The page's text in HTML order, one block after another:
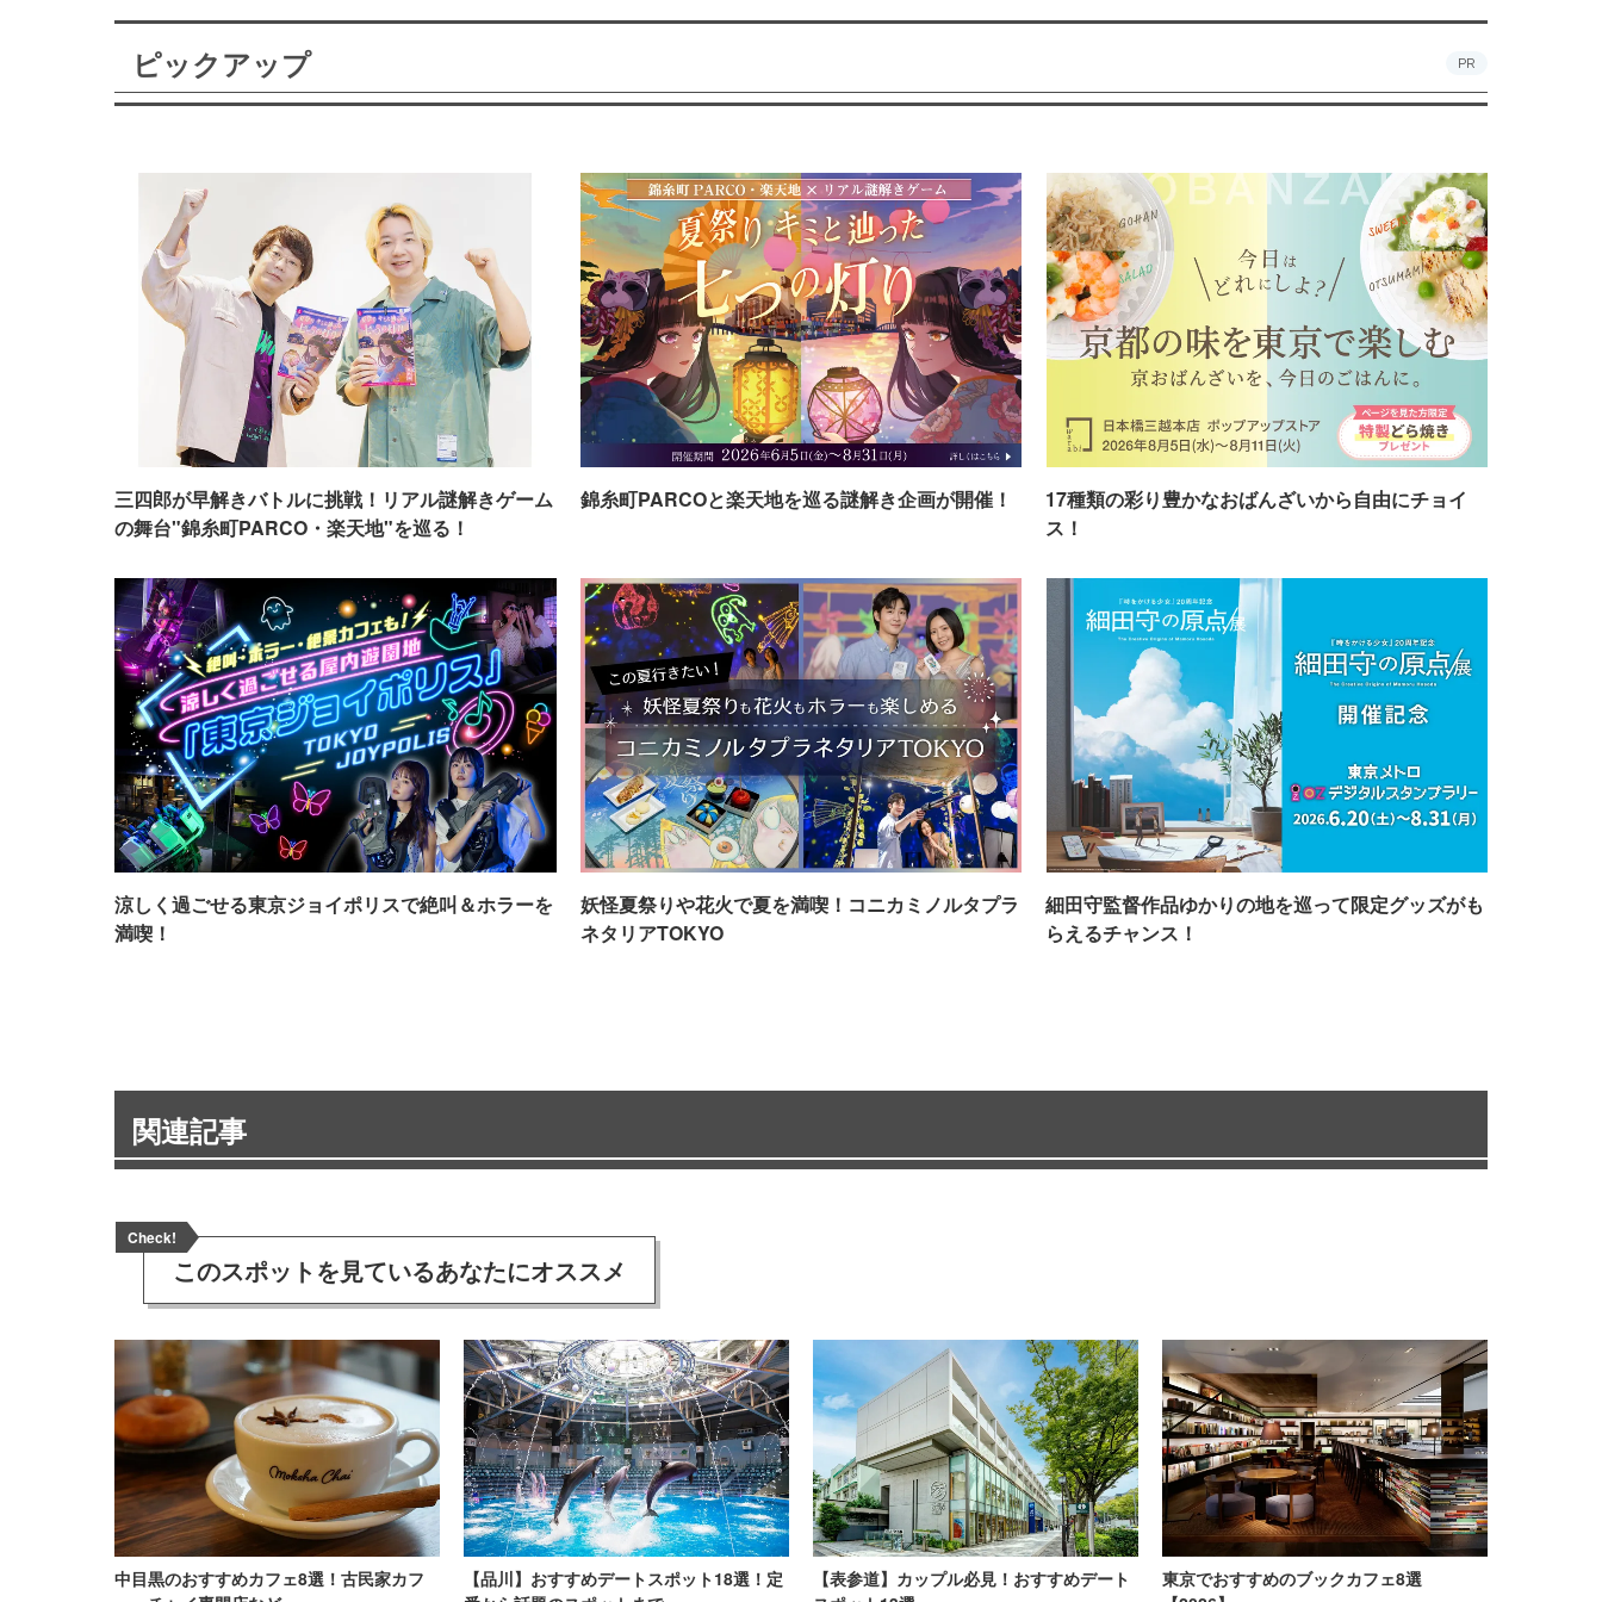
ピックアップ PR
三四郎が早解きバトルに挑戦！リアル謎解きゲーム
の舞台"錦糸町PARCO・楽天地"を巡る！
錦糸町PARCOと楽天地を巡る謎解き企画が開催！
17種類の彩り豊かなおばんざいから自由にチョイ
ス！
涼しく過ごせる東京ジョイポリスで絶叫＆ホラーを
満喫！
妖怪夏祭りや花火で夏を満喫！コニカミノルタプラ
ネタリアTOKYO
細田守監督作品ゆかりの地を巡って限定グッズがも
らえるチャンス！
関連記事
Check!
このスポットを見ているあなたにオススメ
中目黒のおすすめカフェ8選！古民家カフ
【品川】おすすめデートスポット18選！定
【表参道】カップル必見！おすすめデート
東京でおすすめのブックカフェ8選